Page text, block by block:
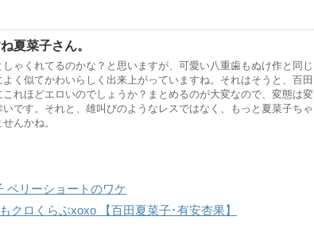
夏菜子さん。
ゃくれてるのかな？と思いますが、可愛い八重歯もぬけ作と同じ
く似てかわいらしく出来上がっていますね。それはそうと、百田
れほどエロいのでしょうか？まとめるのが大変なので、変態は変
です。それと、雄叫びのようなレスではなく、もっと夏菜子ちゃ
んかね。
ベリーショートのワケ
クロくらぶxoxo 【百田夏菜子･有安杏果】